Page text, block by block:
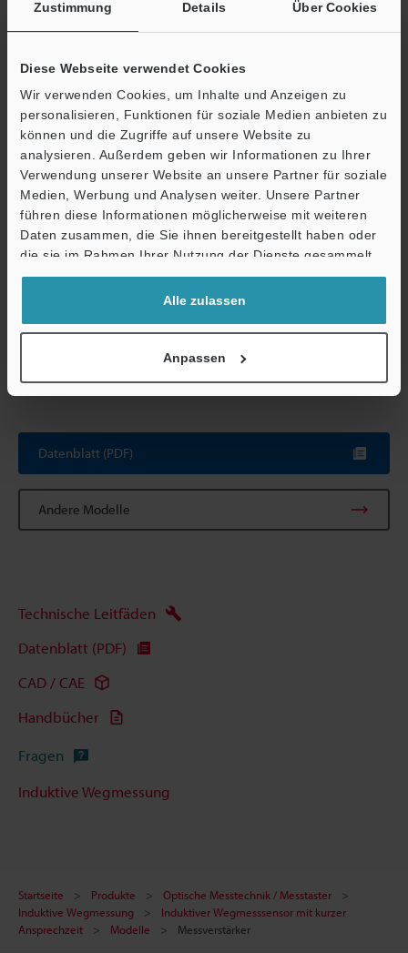
Zustimmung Details Über Cookies
Diese Webseite verwendet Cookies
Wir verwenden Cookies, um Inhalte und Anzeigen zu
personalisieren, Funktionen für soziale Medien anbieten zu
können und die Zugriffe auf unsere Website zu
analysieren. Außerdem geben wir Informationen zu Ihrer
Verwendung unserer Website an unsere Partner für soziale
Medien, Werbung und Analysen weiter. Unsere Partner
führen diese Informationen möglicherweise mit weiteren
Daten zusammen, die Sie ihnen bereitgestellt haben oder
die sie im Rahmen Ihrer Nutzung der Dienste gesammelt
haben.
Alle zulassen
Anpassen
Vibrationsfestigkeit
Gewicht Messkopf
*1Die obigen Daten wurden unter Verwendung eines Stahl-
Messobjekts erzielt (S45C, SS41, D=1 mm).
Bei der Messung von Objekten aus Aluminium, Kupfer oder
Durch Anschluss des optionalen OP-5148 PNP
Ausgangswandlers kann der NPN-Ausgang problemlos in einen
Bei Abstand zwischen Messkopf und Messobjekt innerhalb von
50% des Messbereichs.
Datenblatt (PDF)
Andere Modelle
Technische Leitfäden
Datenblatt (PDF)
CAD / CAE
Handbücher
Fragen
Induktive Wegmessung
Startseite Produkte
Optische Messtechnik / Messtaster
Induktive Wegmessung
Induktiver Wegmesssensor mit kurzer
Ansprechzeit
Modelle Messverstärker
Support